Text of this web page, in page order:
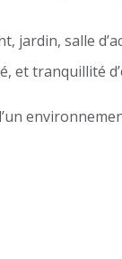
jardin, salle
et tranquillité